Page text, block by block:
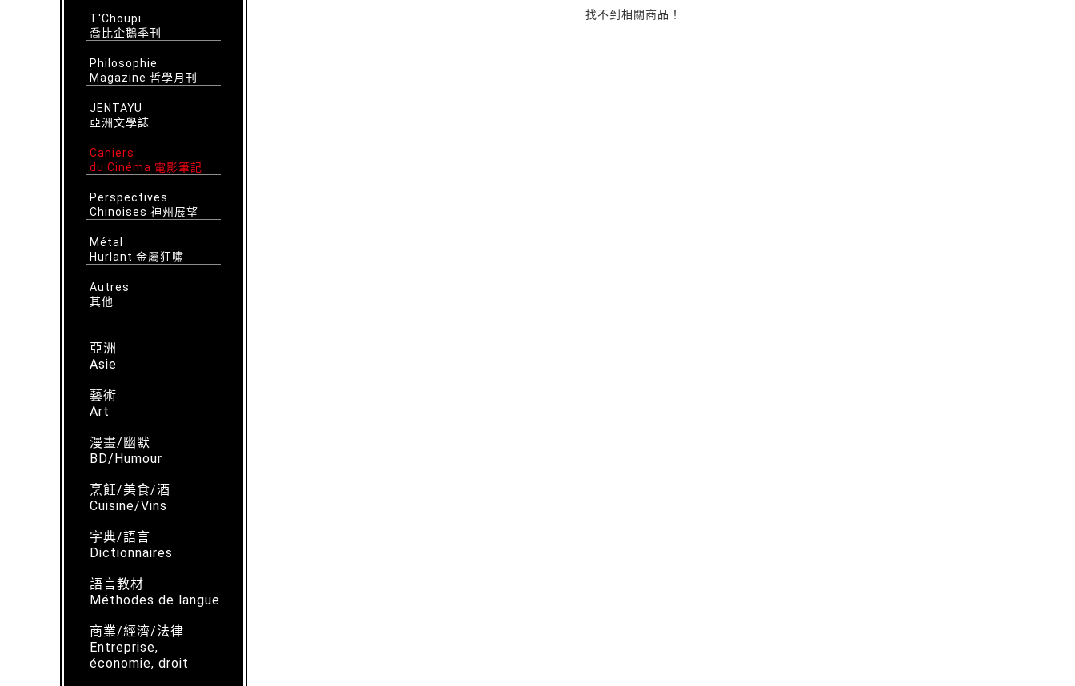
T'Choupi
喬比企鵝季刊
Philosophie
Magazine 哲學月刊
JENTAYU
亞洲文學誌
Cahiers
du Cinéma 電影筆記
Perspectives
Chinoises 神州展望
Métal
Hurlant 金屬狂嘯
Autres
其他
亞洲
Asie
藝術
Art
漫畫/幽默
BD/Humour
烹飪/美食/酒
Cuisine/Vins
字典/語言
Dictionnaires
語言教材
Méthodes de langue
商業/經濟/法律
Entreprise,
économie, droit
找不到相關商品！